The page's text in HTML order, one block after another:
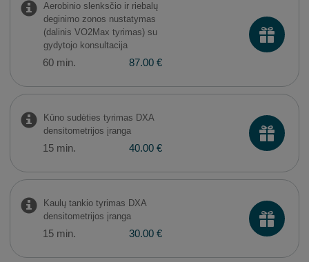
Aerobinio slenksčio ir riebalų
deginimo zonos nustatymas
(dalinis VO2Max tyrimas) su
gydytojo konsultacija
60 min. 87.00 €
Kūno sudėties tyrimas DXA
densitometrijos įranga
15 min. 40.00 €
Kaulų tankio tyrimas DXA
densitometrijos įranga
15 min. 30.00 €